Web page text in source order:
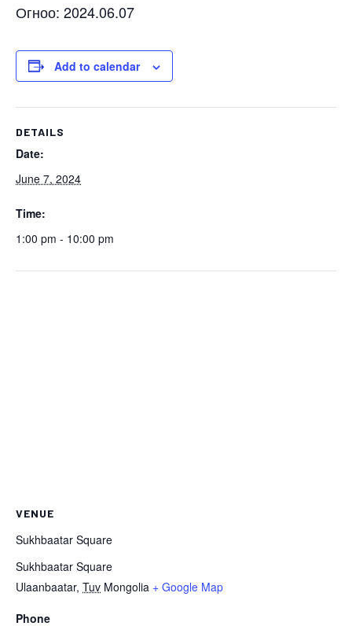
Огноо: 2024.06.07
Add to calendar
DETAILS
Date:
June 7, 2024
Time:
1:00 pm - 10:00 pm
VENUE
Sukhbaatar Square
Sukhbaatar Square
Ulaanbaatar, Tuv Mongolia + Google Map
Phone